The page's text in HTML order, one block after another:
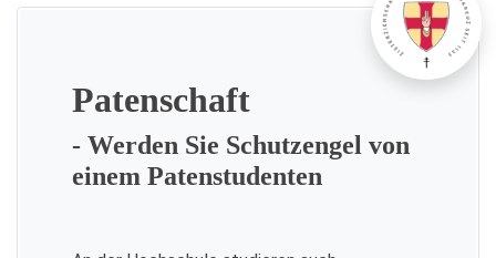
Patenschaft
- Werden Sie Schutzengel von
einem Patenstudenten